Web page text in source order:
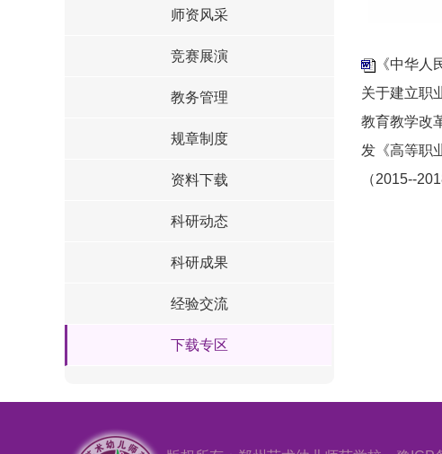
师资风采
竞赛展演
教务管理
规章制度
资料下载
科研动态
科研成果
经验交流
下载专区
《中华
关于建立职
教育教学改
发《高等职
（2015--